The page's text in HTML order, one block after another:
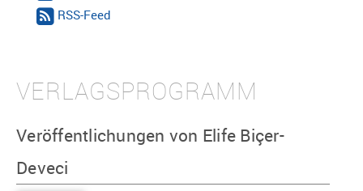
RSS-Feed
VERLAGSPROGRAMM
Veröffentlichungen von Elife Biçer-
Deveci